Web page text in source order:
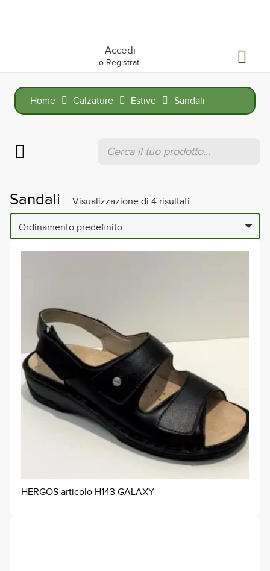
Accedi
o Registrati
Home Calzature Estive Sandali
Sandali Visualizzazione di 4 risultati
HERGOS articolo H143 GALAXY
search